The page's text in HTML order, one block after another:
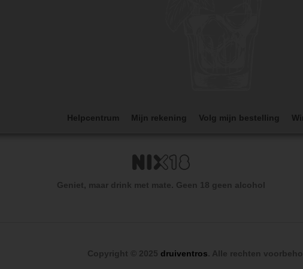
Helpcentrum Mijn rekening Volg mijn bestelling
Geniet, maar drink met mate. Geen 18 geen alcohol
Copyright © 2025 druiventros. Alle rechten